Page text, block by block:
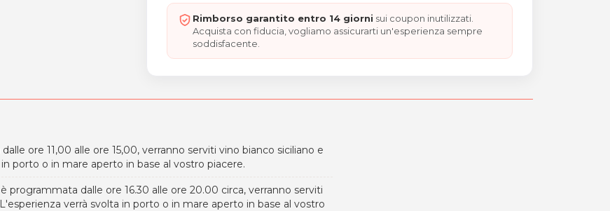
Rimborso garantito entro 14 giorni sui coupon inutilizzati.
Acquista con fiducia, vogliamo assicurarti un'esperienza sempre
soddisfacente.
ore 11,00 alle ore 15,00, verranno serviti vino bianco siciliano e
porto o in mare aperto in base al vostro piacere.
programmata dalle ore 16.30 alle ore 20.00 circa, verranno serviti
verrà svolta in porto o in mare aperto in base al vostro